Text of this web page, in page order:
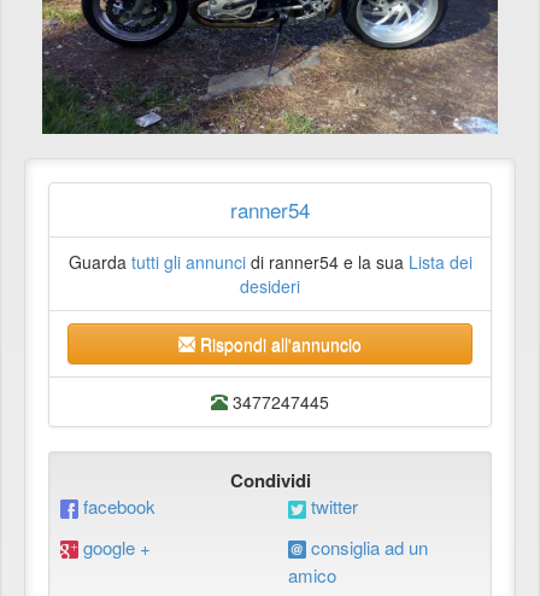
ranner54
Guarda tutti gli annuncidi ranner54 e la sua Lista dei
desideri
Rispondi all'annuncio
3477247445
Condividi
facebook
twitter
google +
consiglia ad un
amico